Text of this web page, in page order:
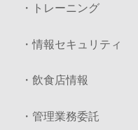
・トレーニング
・情報セキュリティ
・飲食店情報
・管理業務委託